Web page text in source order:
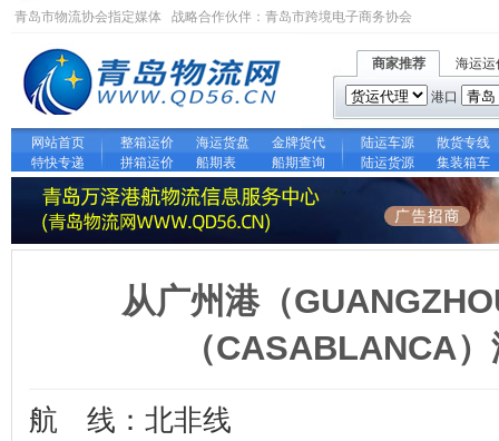
青岛市物流协会指定媒体 战略合作伙伴： 青岛市跨境电子商务协会
商家推荐 海运运
港口
网站首页 整箱运价 海运货盘 金牌货代 陆运车源
散货专线
特快专递
拼箱运价 船期表 船期查询 陆运货源 集装箱车
从广州港（
（CASABLANCA
航 线：北非线